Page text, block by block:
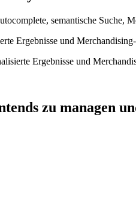
semantische Suche,
Ergebnisse und
Ergebnisse und
zu managen